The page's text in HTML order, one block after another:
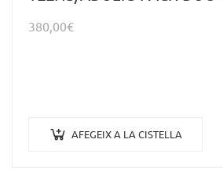
380,00€
AFEGEIX A LA CISTELLA